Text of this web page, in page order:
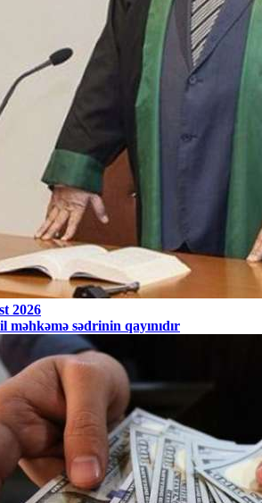
2026
məhkəmə sədrinin qayınıdır